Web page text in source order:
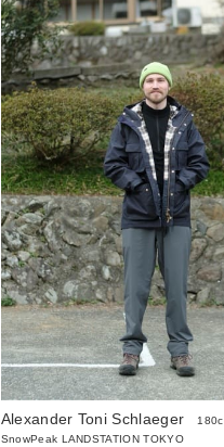
Alexander Toni Schlaeger
SnowPeak LANDSTATION TOKYO